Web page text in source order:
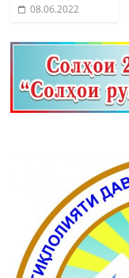
08.06.2022